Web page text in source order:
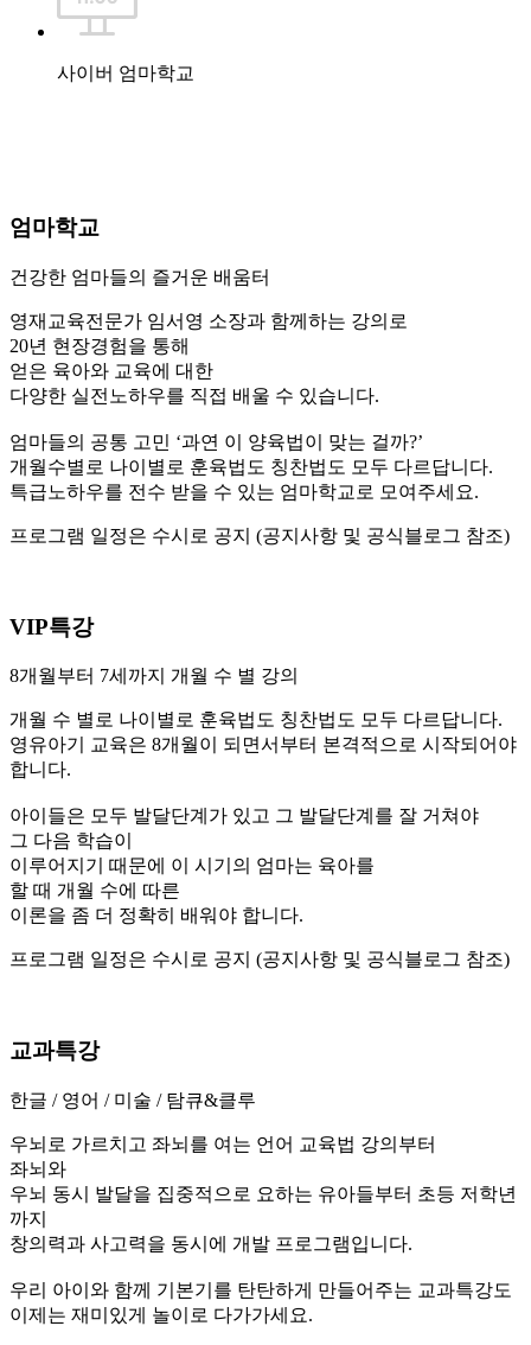
사이버 엄마학교
엄마학교
건강한 엄마들의 즐거운 배움터
영재교육전문가 임서영 소장과 함께하는 강의로
20년 현장경험을 통해
얻은 육아와 교육에 대한
다양한 실전노하우를 직접 배울 수 있습니다.
엄마들의 공통 고민 ‘과연 이 양육법이 맞는 걸까?’
개월수별로 나이별로 훈육법도 칭찬법도 모두 다르답니다.
특급노하우를 전수 받을 수 있는 엄마학교로 모여주세요.
프로그램 일정은 수시로 공지 (공지사항 및 공식블로그 참조)
VIP특강
8개월부터 7세까지 개월 수 별 강의
개월 수 별로 나이별로 훈육법도 칭찬법도 모두 다르답니다.
영유아기 교육은 8개월이 되면서부터 본격적으로 시작되어야
합니다.
아이들은 모두 발달단계가 있고 그 발달단계를 잘 거쳐야
그 다음 학습이
이루어지기 때문에 이 시기의 엄마는 육아를
할 때 개월 수에 따른
이론을 좀 더 정확히 배워야 합니다.
프로그램 일정은 수시로 공지 (공지사항 및 공식블로그 참조)
교과특강
한글 / 영어 / 미술 / 탐큐&클루
우뇌로 가르치고 좌뇌를 여는 언어 교육법 강의부터
좌뇌와
우뇌 동시 발달을 집중적으로 요하는 유아들부터 초등 저학년
까지
창의력과 사고력을 동시에 개발 프로그램입니다.
우리 아이와 함께 기본기를 탄탄하게 만들어주는 교과특강도
이제는 재미있게 놀이로 다가가세요.